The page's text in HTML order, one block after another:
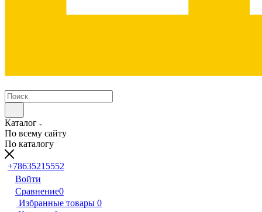
Каталог
По всему сайту
По каталогу
+78635215552
Войти
Сравнение0
Избранные товары 0